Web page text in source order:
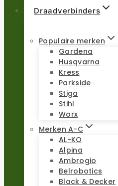
Draadverbinders
Populaire merken
Gardena
Husqvarna
Kress
Parkside
Stiga
Stihl
Worx
Merken A-C
AL-KO
Alpina
Ambrogio
Belrobotics
Black & Decker